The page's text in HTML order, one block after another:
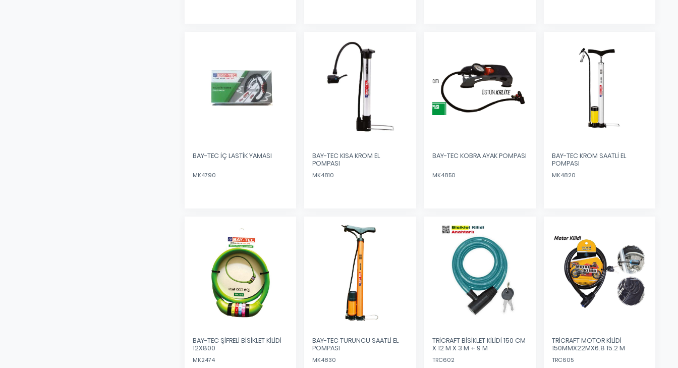
BAY-TEC İÇ LASTİK YAMASI
MK4790
BAY-TEC KISA KROM EL
POMPASI
MK4810
BAY-TEC KOBRA AYAK POMPASI
MK4850
BAY-TEC KROM SAATLİ EL
POMPASI
MK4820
BAY-TEC ŞİFRELİ BİSİKLET KİLİDİ
12X800
MK2474
BAY-TEC TURUNCU SAATLİ EL
POMPASI
MK4830
TRİCRAFT BİSİKLET KİLİDİ 150 CM
X 12 M X 3 M + 9 M
TRC602
TRİCRAFT MOTOR KİLİDİ
150MMX22MX6.8 15.2 M
TRC605